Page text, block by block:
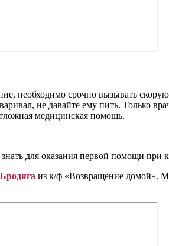
необходимо срочно вызывать
не давайте ему пить. Только
медицинская помощь.
для оказания первой помощи при
из к/ф «Возвращение домой».